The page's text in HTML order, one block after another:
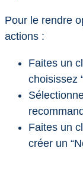
Pour le rendre
actions :
Faites un
choisissez
Faites un
créer un